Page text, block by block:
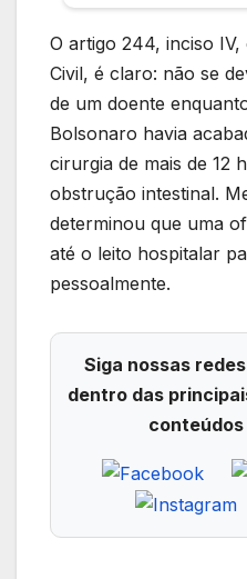
O artigo 244, inciso
Civil, é claro: não se
de um doente
Bolsonaro havia
cirurgia de mais de 12
obstrução intestinal.
determinou que uma
até o leito hospitalar
pessoalmente.
Siga nossas
dentro das